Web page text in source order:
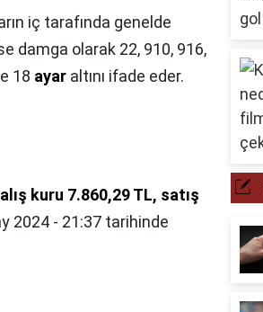
iç tarafında genelde
damga olarak 22, 910, 916,
18 ayar altını ifade eder.
kuru 7.860,29 TL, satış
2024 - 21:37 tarihinde